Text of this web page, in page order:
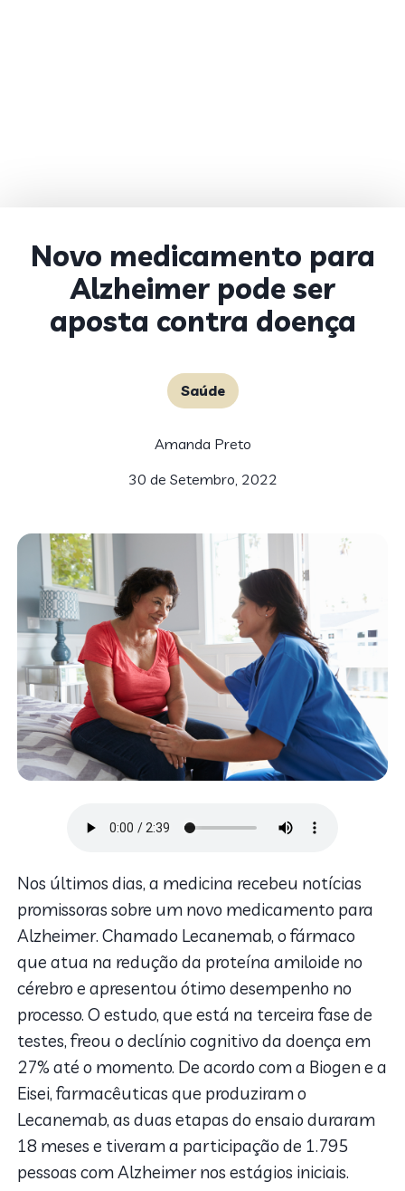
Novo medicamento para
Alzheimer pode ser
aposta contra doença
Saúde
Amanda Preto
30 de Setembro, 2022
Nos últimos dias, a medicina recebeu notícias
promissoras sobre um novo medicamento para
Alzheimer. Chamado Lecanemab, o fármaco
que atua na redução da proteína amiloide no
cérebro e apresentou ótimo desempenho no
processo. O estudo, que está na terceira fase de
testes, freou o declínio cognitivo da doença em
27% até o momento. De acordo com a Biogen e a
Eisei, farmacêuticas que produziram o
Lecanemab, as duas etapas do ensaio duraram
18 meses e tiveram a participação de 1.795
pessoas com Alzheimer nos estágios iniciais.